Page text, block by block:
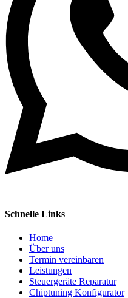
Schnelle Links
Home
Über uns
Termin vereinbaren
Leistungen
Steuergeräte Reparatur
Chiptuning Konfigurator